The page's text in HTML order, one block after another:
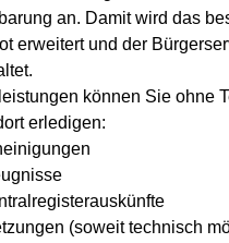
an. Damit wird das
erweitert und der
können Sie ohne
erledigen:
(soweit technisch